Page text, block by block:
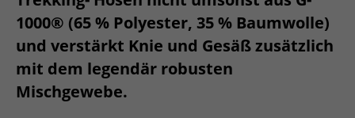
1000® (65 % Polyester, 35 % Baumwolle)
und verstärkt Knie und Gesäß zusätzlich
mit dem legendär robusten
Mischgewebe.